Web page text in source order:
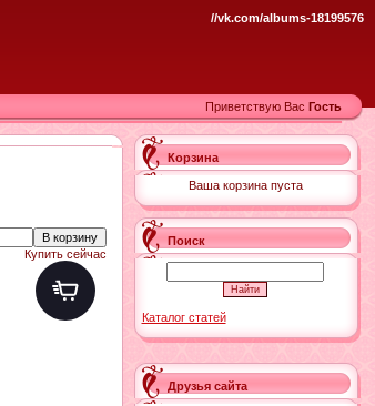
//vk.com/albums-18199576
Приветствую Вас Гость
Купить сейчас
Корзина
Ваша корзина пуста
Поиск
Каталог статей
Друзья сайта